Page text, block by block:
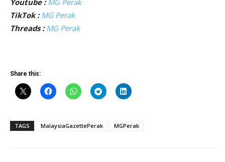
TikTok : MG Perak
Threads : MG Perak
Share this:
TAGS MalaysiaGazettePerak MGPerak